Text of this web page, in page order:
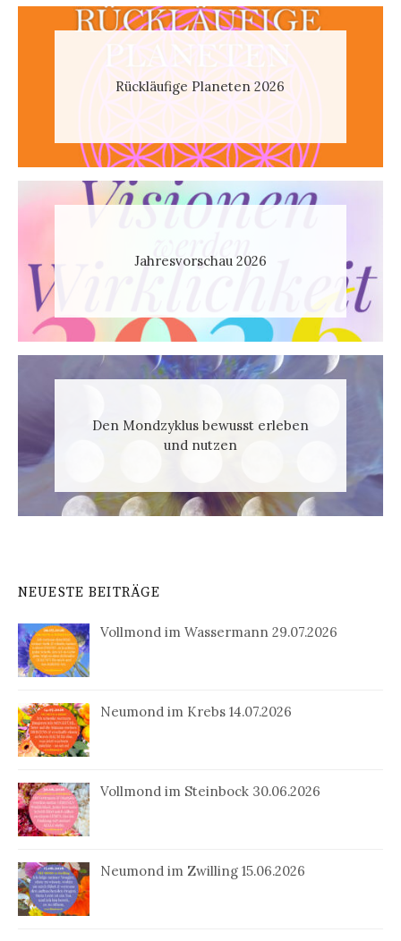
Rückläufige Planeten 2026
Jahresvorschau 2026
Den Mondzyklus bewusst erleben
und nutzen
NEUESTE BEITRÄGE
Vollmond im Wassermann 29.07.2026
Neumond im Krebs 14.07.2026
Vollmond im Steinbock 30.06.2026
Neumond im Zwilling 15.06.2026